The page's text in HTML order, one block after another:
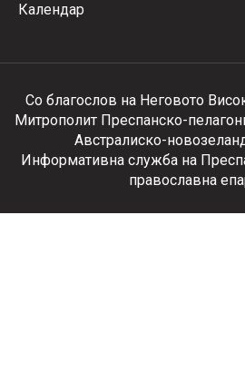
Календар
Со благослов на Неговото
Митрополит Преспанско-
Австралиско-
Информативна служба на
православна